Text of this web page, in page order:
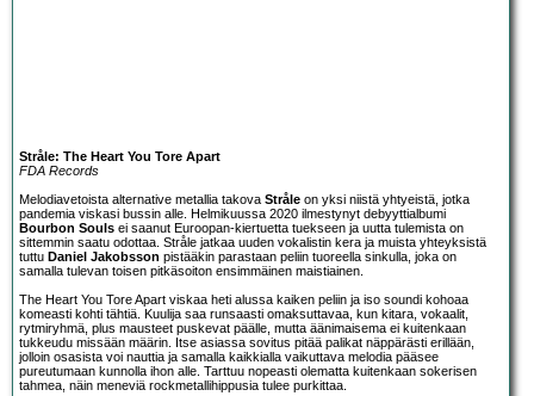
Stråle: The Heart You Tore Apart
FDA Records
Melodiavetoista alternative metallia takova Stråle on yksi niistä yhtyeistä, jotka
pandemia viskasi bussin alle. Helmikuussa 2020 ilmestynyt debyyttialbumi
Bourbon Souls ei saanut Euroopan-kiertuetta tuekseen ja uutta tulemista on
sittemmin saatu odottaa. Stråle jatkaa uuden vokalistin kera ja muista yhteyksistä
tuttu Daniel Jakobsson pistääkin parastaan peliin tuoreella sinkulla, joka on
samalla tulevan toisen pitkäsoiton ensimmäinen maistiainen.
The Heart You Tore Apart viskaa heti alussa kaiken peliin ja iso soundi kohoaa
komeasti kohti tähtiä. Kuulija saa runsaasti omaksuttavaa, kun kitara, vokaalit,
rytmiryhmä, plus mausteet puskevat päälle, mutta äänimaisema ei kuitenkaan
tukkeudu missään määrin. Itse asiassa sovitus pitää palikat näppärästi erillään,
jolloin osasista voi nauttia ja samalla kaikkialla vaikuttava melodia pääsee
pureutumaan kunnolla ihon alle. Tarttuu nopeasti olematta kuitenkaan sokerisen
tahmea, näin meneviä rockmetallihippusia tulee purkittaa.